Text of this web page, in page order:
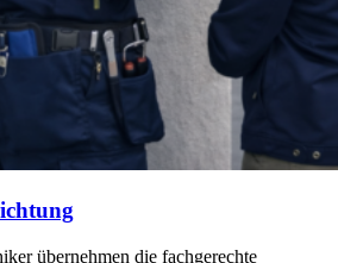
übernehmen die fachgerechte